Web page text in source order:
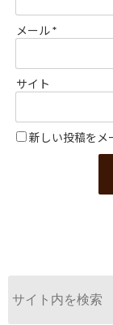
メール*
サイト
新しい投稿をメ